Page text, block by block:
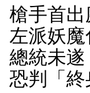
槍手首
左派妖
總統未
恐判「終